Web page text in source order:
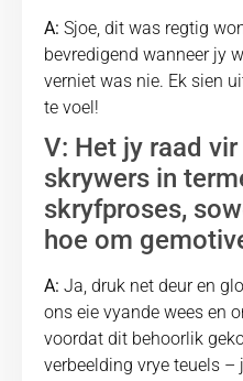
A: Sjoe, dit was regtig
bevredigend wanneer jy
verniet was nie. Ek sien
te voel!
V: Het jy raad
skrywers in
skryfproses,
hoe om
A: Ja, druk net deur en
ons eie vyande wees en
voordat dit behoorlik
verbeelding vrye teuels